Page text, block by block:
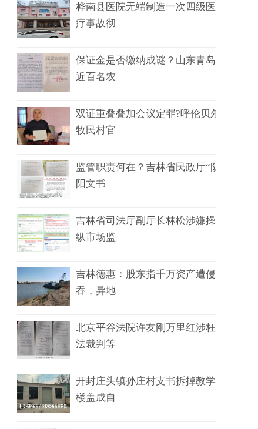
桦南县医院无端制造一次四级医
疗事故彻
保证金是否缴纳成谜？山东青岛
近百名农
双证重叠叠加会议定罪?呼伦贝尔
牧民村官
监管职责何在？吉林省民政厅“阴
阳文书
吉林省司法厅副厅长林松涉嫌操
纵市场监
吉林德惠：股东指千万资产遭侵
吞，异地
北京平谷法院许友刚万里红涉枉
法裁判等
开封庄头镇孙庄村支书拆掉教学
楼盖成自